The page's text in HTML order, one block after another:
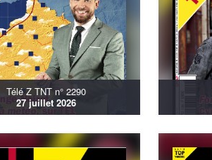
Télé Z TNT n° 2290
27 juillet 2026